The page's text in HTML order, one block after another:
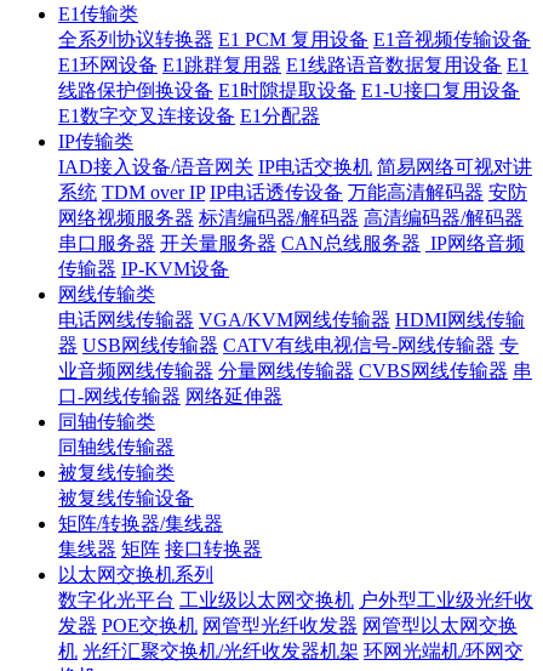
E1传输类
全系列协议转换器 E1 PCM 复用设备 E1音视频传输设备
E1环网设备 E1跳群复用器 E1线路语音数据复用设备 E1
线路保护倒换设备 E1时隙提取设备 E1-U接口复用设备
E1数字交叉连接设备 E1分配器
IP传输类
IAD接入设备/语音网关 IP电话交换机 简易网络可视对讲
系统 TDM over IP IP电话透传设备 万能高清解码器 安防
网络视频服务器 标清编码器/解码器 高清编码器/解码器
串口服务器 开关量服务器 CAN总线服务器 IP网络音频
传输器 IP-KVM设备
网线传输类
电话网线传输器 VGA/KVM网线传输器 HDMI网线传输
器 USB网线传输器 CATV有线电视信号-网线传输器 专
业音频网线传输器 分量网线传输器 CVBS网线传输器 串
口-网线传输器 网络延伸器
同轴传输类
同轴线传输器
被复线传输类
被复线传输设备
矩阵/转换器/集线器
集线器 矩阵 接口转换器
以太网交换机系列
数字化光平台 工业级以太网交换机 户外型工业级光纤收
发器 POE交换机 网管型光纤收发器 网管型以太网交换
机 光纤汇聚交换机/光纤收发器机架 环网光端机/环网交